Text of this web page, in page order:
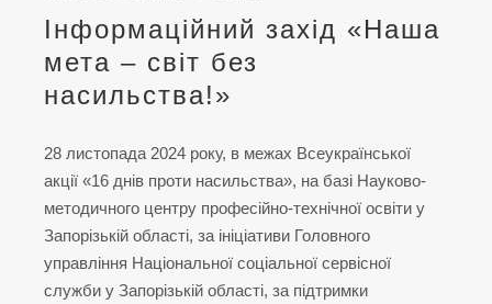
Інформаційний захід «Наша
мета – світ без
насильства!»
28 листопада 2024 року, в межах Всеукраїнської
акції «16 днів проти насильства», на базі Науково-
методичного центру професійно-технічної освіти у
Запорізькій області, за ініціативи Головного
управління Національної соціальної сервісної
служби у Запорізькій області, за підтримки